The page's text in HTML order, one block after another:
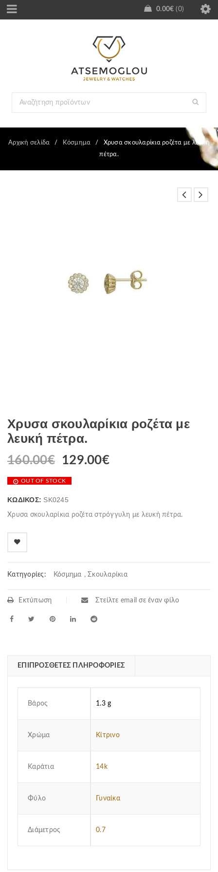
0.00€ 0
Αρχική σελίδα / Κόσμημα /
Χρυσα σκουλαρίκια ροζέτα με λευκή
πέτρα.
Χρυσα σκουλαρίκια ροζέτα με
λευκή πέτρα.
160.00€ 129.00€
OUT OF STOCK
ΚΩΔΙΚΌΣ: SK0245
Χρυσα σκουλαρίκια ροζέτα στρόγγυλη με λευκή πέτρα.
Κατηγορίες: Κόσμημα , Σκουλαρίκια
Εκτύπωση Στείλτε email σε έναν φίλο
ΕΠΙΠΡΌΣΘΕΤΕΣ ΠΛΗΡΟΦΟΡΊΕΣ
Βάρος 1.3 g
Χρώμα Κίτρινο
Καράτια 14k
Φύλο Γυναίκα
Διάμετρος 0.7